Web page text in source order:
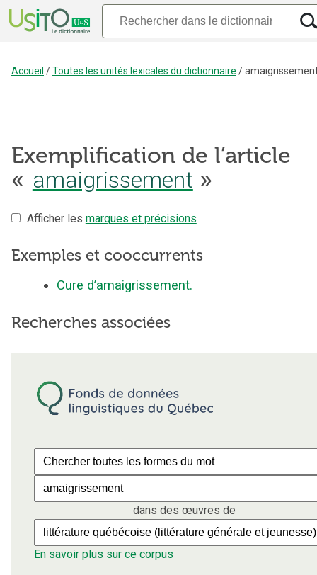
Accueil /Toutes les unités lexicales du dictionnaire /
Exemplification de l’article
« amaigrissement »
Afficher les marques et précisions
Exemples et cooccurrents
Cure d’amaigrissement.
Recherches associées
dans des œuvres de
En savoir plus sur ce corpus